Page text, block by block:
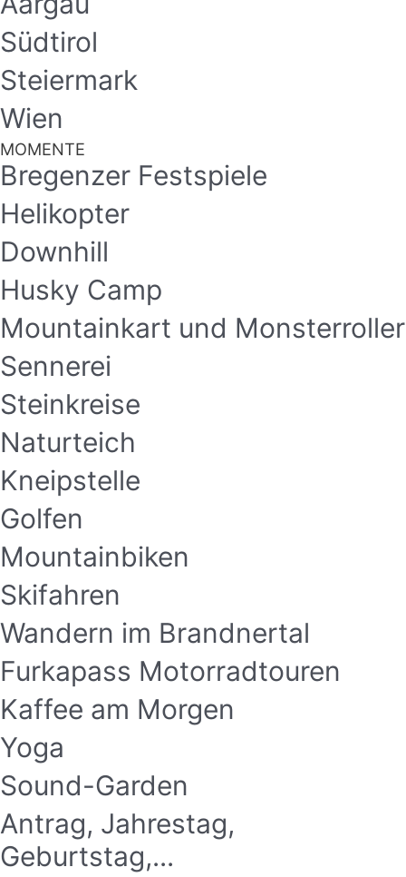
Südtirol
Steiermark
Wien
MOMENTE
Bregenzer Festspiele
Helikopter
Downhill
Husky Camp
Mountainkart und Monsterroller
Sennerei
Steinkreise
Naturteich
Kneipstelle
Golfen
Mountainbiken
Skifahren
Wandern im Brandnertal
Furkapass Motorradtouren
Kaffee am Morgen
Yoga
Sound-Garden
Antrag, Jahrestag,
Geburtstag,...